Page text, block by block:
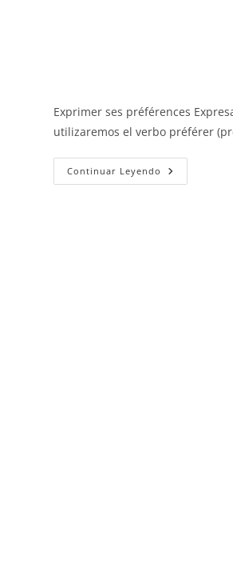
Exprimer ses préférences
utilizaremos el verbo préférer
Continuar Leyendo Expresar
La